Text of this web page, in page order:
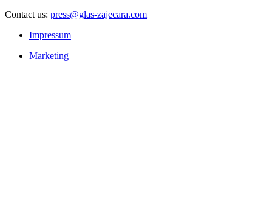
Contact us: press@glas-zajecara.com
Impressum
Marketing